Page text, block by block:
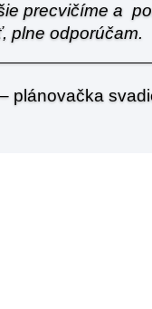
precvičíme a
plne odporúčam.
– plánovačka